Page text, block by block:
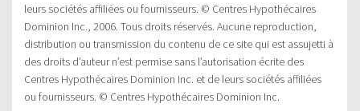
leurs sociétés affiliées ou fournisseurs. © Centres Hypothécaires
Dominion Inc., 2006. Tous droits réservés. Aucune reproduction,
distribution ou transmission du contenu de ce site qui est assujetti à
des droits d’auteur n’est permise sans l’autorisation écrite des
Centres Hypothécaires Dominion Inc. et de leurs sociétés affiliées
ou fournisseurs. © Centres Hypothécaires Dominion Inc.